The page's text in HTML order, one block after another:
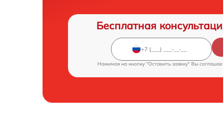
Бесплатная
Нажимая на кнопку "Оставить заявку" Вы